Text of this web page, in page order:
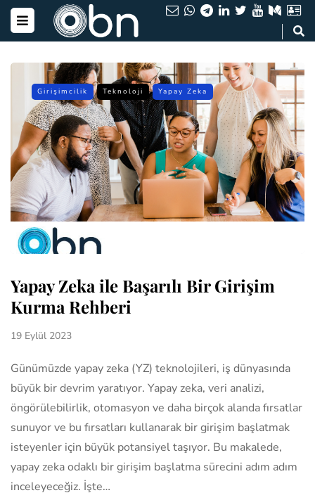
Girişimcilik Teknoloji Yapay Zeka
Yapay Zeka ile Başarılı Bir Girişim
Kurma Rehberi
19 Eylül 2023
Günümüzde yapay zeka (YZ) teknolojileri, iş dünyasında
büyük bir devrim yaratıyor. Yapay zeka, veri analizi,
öngörülebilirlik, otomasyon ve daha birçok alanda fırsatlar
sunuyor ve bu fırsatları kullanarak bir girişim başlatmak
isteyenler için büyük potansiyel taşıyor. Bu makalede,
yapay zeka odaklı bir girişim başlatma sürecini adım adım
inceleyeceğiz. İşte…